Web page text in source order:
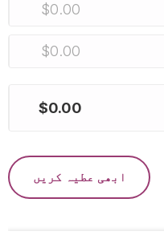
$0.00
$0.00
$0.00
ابھی عطیہ کریں